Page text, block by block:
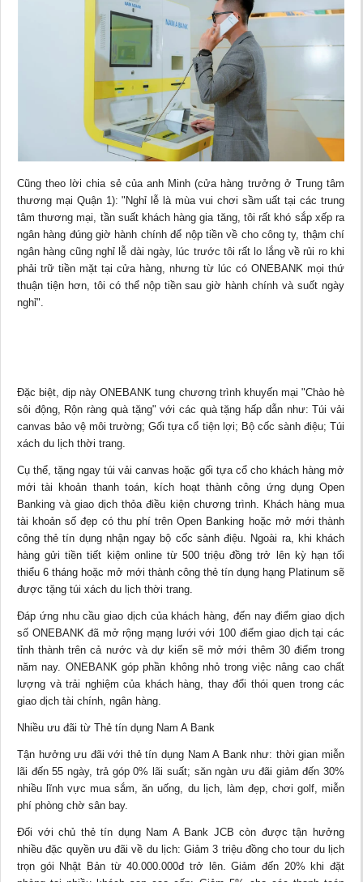
Cũng theo lời chia sẻ của anh Minh (cửa hàng trưởng ở Trung tâm
thương mại Quận 1): "Nghỉ lễ là mùa vui chơi sầm uất tại các trung
tâm thương mại, tần suất khách hàng gia tăng, tôi rất khó sắp xếp ra
ngân hàng đúng giờ hành chính để nộp tiền về cho công ty, thậm chí
ngân hàng cũng nghỉ lễ dài ngày, lúc trước tôi rất lo lắng về rủi ro khi
phải trữ tiền mặt tại cửa hàng, nhưng từ lúc có ONEBANK mọi thứ
thuận tiện hơn, tôi có thể nộp tiền sau giờ hành chính và suốt ngày
nghỉ".
Đặc biệt, dịp này ONEBANK tung chương trình khuyến mại "Chào hè
sôi động, Rộn ràng quà tặng" với các quà tặng hấp dẫn như: Túi vải
canvas bảo vệ môi trường; Gối tựa cổ tiện lợi; Bộ cốc sành điệu; Túi
xách du lịch thời trang
Cụ thể, tặng ngay túi vải canvas hoặc gối tựa cổ cho khách hàng mở
mới tài khoản thanh toán, kích hoạt thành công ứng dụng Open
Banking và giao dịch thỏa điều kiện chương trình. Khách hàng mua
tài khoản số đẹp có thu phí trên Open Banking hoặc mở mới thành
công thẻ tín dụng nhận ngay bộ cốc sành điệu. Ngoài ra, khi khách
hàng gửi tiền tiết kiệm online từ 500 triệu đồng trở lên kỳ hạn tối
thiểu 6 tháng hoặc mở mới thành công thẻ tín dụng hạng Platinum sẽ
được tặng túi xách du lịch thời trang.
Đáp ứng nhu cầu giao dịch của khách hàng, đến nay điểm giao dịch
số ONEBANK đã mở rộng mạng lưới với 100 điểm giao dịch tại các
tỉnh thành trên cả nước và dự kiến sẽ mở mới thêm 30 điểm trong
năm nay. ONEBANK góp phần không nhỏ trong việc nâng cao chất
lượng và trải nghiệm của khách hàng, thay đổi thói quen trong các
giao dịch tài chính, ngân hàng.
Nhiều ưu đãi từ Thẻ tín dụng Nam A Bank
Tận hưởng ưu đãi với thẻ tín dụng Nam A Bank như: thời gian miễn
lãi đến 55 ngày, trả góp 0% lãi suất; săn ngàn ưu đãi giảm đến 30%
nhiều lĩnh vực mua sắm, ăn uống, du lịch, làm đẹp, chơi golf, miễn
phí phòng chờ sân bay.
Đối với chủ thẻ tín dụng Nam A Bank JCB còn được tận hưởng
nhiều đặc quyền ưu đãi về du lịch: Giảm 3 triệu đồng cho tour du lịch
trọn gói Nhật Bản từ 40.000.000đ trở lên. Giảm đến 20% khi đặt